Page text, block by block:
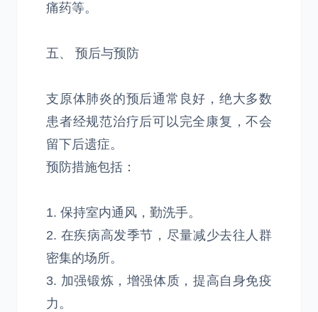
痛药等。
五、 预后与预防
支原体肺炎的预后通常良好，绝大多数
患者经规范治疗后可以完全康复，不会
留下后遗症。
预防措施包括：
1. 保持室内通风，勤洗手。
2. 在疾病高发季节，尽量减少去往人群
密集的场所。
3. 加强锻炼，增强体质，提高自身免疫
力。